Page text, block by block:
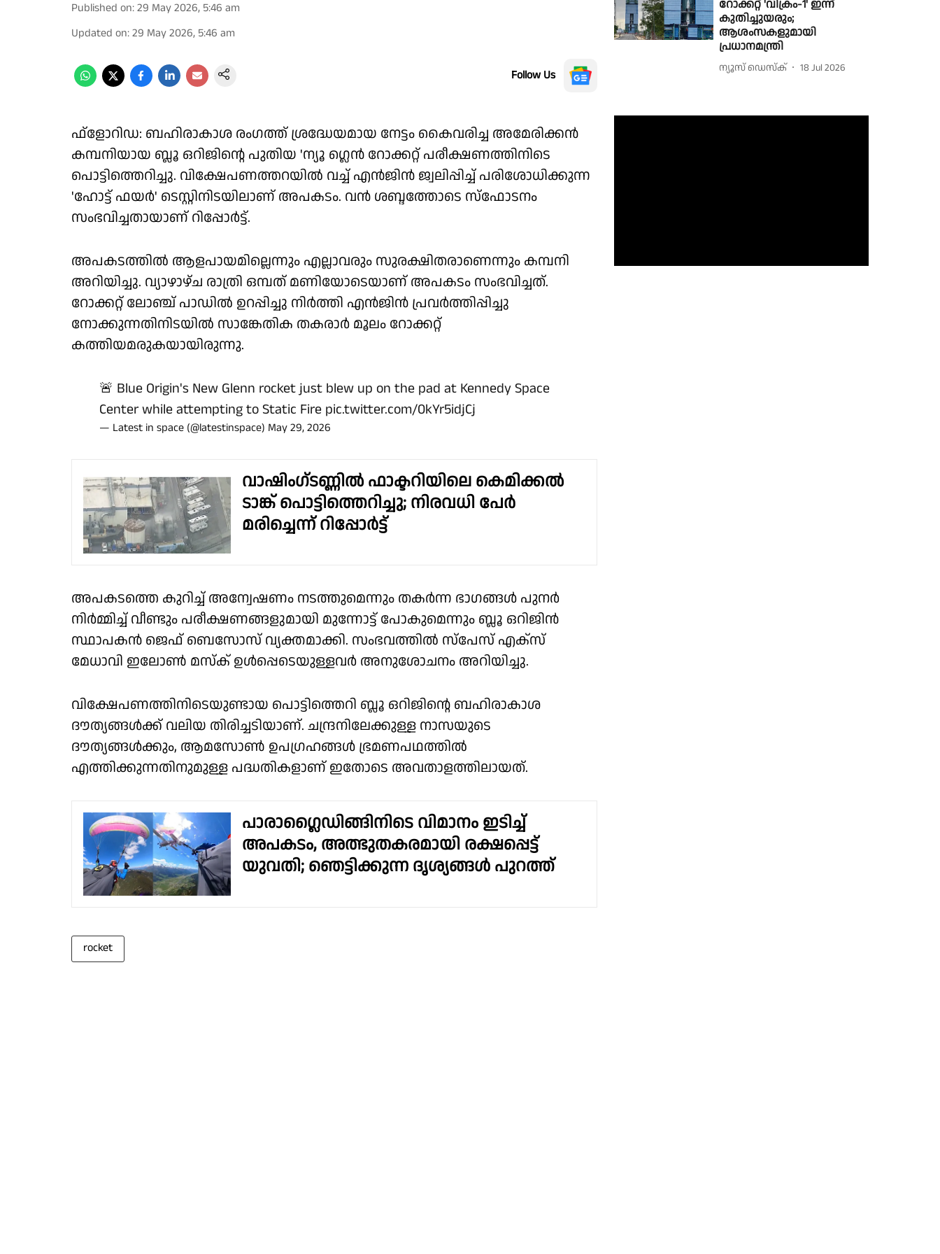
Published on:29 May 2026, 5:46 am
Updated on:29 May 2026, 5:46 am
Follow Us
ഫ്ളോറിഡ: ബഹിരാകാശ രംഗത്ത് ശ്രദ്ധേയമായ നേട്ടം കൈവരിച്ച അമേരിക്കന്‍
കമ്പനിയായ ബ്ലൂ ഒറിജിൻ്റെ പുതിയ 'ന്യൂ ഗ്ലെൻ റോക്കറ്റ് പരീക്ഷണത്തിനിടെ
പൊട്ടിത്തെറിച്ചു. വിക്ഷേപണത്തറയിൽ വച്ച് എൻജിൻ ജ്വലിപ്പിച്ച് പരിശോധിക്കുന്ന
'ഹോട്ട് ഫയർ' ടെസ്റ്റിനിടയിലാണ് അപകടം. വൻ ശബ്ദത്തോടെ സ്ഫോടനം
സംഭവിച്ചതായാണ് റിപ്പോർട്ട്.
അപകടത്തിൽ ആളപായമില്ലെന്നും എല്ലാവരും സുരക്ഷിതരാണെന്നും കമ്പനി
അറിയിച്ചു. വ്യാഴാഴ്ച രാത്രി ഒമ്പത് മണിയോടെയാണ് അപകടം സംഭവിച്ചത്.
റോക്കറ്റ് ലോഞ്ച് പാഡിൽ ഉറപ്പിച്ചു നിർത്തി എൻജിൻ പ്രവർത്തിപ്പിച്ചു
നോക്കുന്നതിനിടയിൽ സാങ്കേതിക തകരാർ മൂലം റോക്കറ്റ്
കത്തിയമരുകയായിരുന്നു.
🚨 Blue Origin's New Glenn rocket just blew up on the pad at Kennedy Space
Center while attempting to Static Fire pic.twitter.com/0kYr5idjCj
— Latest in space (@latestinspace) May 29, 2026
വാഷിംഗ്‌ടണ്ണിൽ ഫാക്ടറിയിലെ കെമിക്കല്‍
ടാങ്ക് പൊട്ടിത്തെറിച്ചു; നിരവധി പേർ
മരിച്ചെന്ന് റിപ്പോർട്ട്
അപകടത്തെ കുറിച്ച് അന്വേഷണം നടത്തുമെന്നും തകർന്ന ഭാഗങ്ങൾ പുനർ
നിർമ്മിച്ച് വീണ്ടും പരീക്ഷണങ്ങളുമായി മുന്നോട്ട് പോകുമെന്നും ബ്ലൂ ഒറിജിൻ
സ്ഥാപകൻ ജെഫ് ബെസോസ് വ്യക്തമാക്കി. സംഭവത്തിൽ സ്‌പേസ് എക്സ്
മേധാവി ഇലോൺ മസ്ക് ഉൾപ്പെടെയുള്ളവർ അനുശോചനം അറിയിച്ചു.
വിക്ഷേപണത്തിനിടെയുണ്ടായ പൊട്ടിത്തെറി ബ്ലൂ ഒറിജിൻ്റെ ബഹിരാകാശ
ദൗത്യങ്ങൾക്ക് വലിയ തിരിച്ചടിയാണ്. ചന്ദ്രനിലേക്കുള്ള നാസയുടെ
ദൗത്യങ്ങൾക്കും, ആമസോൺ ഉപഗ്രഹങ്ങൾ ഭ്രമണപഥത്തിൽ
എത്തിക്കുന്നതിനുമുള്ള പദ്ധതികളാണ് ഇതോടെ അവതാളത്തിലായത്.
പാരാഗ്ലൈഡിങ്ങിനിടെ വിമാനം ഇടിച്ച്
അപകടം, അത്ഭുതകരമായി രക്ഷപ്പെട്ട്
യുവതി; ഞെട്ടിക്കുന്ന ദൃശ്യങ്ങൾ പുറത്ത്
rocket
റോക്കറ്റ് 'വിക്രം-1' ഇന്ന്
കുതിച്ചുയരും;
ആശംസകളുമായി
പ്രധാനമന്ത്രി
ന്യൂസ് ഡെസ്ക് 18 Jul 2026